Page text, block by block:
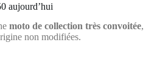
aujourd’hui
moto de collection très convoitée,
non modifiées.